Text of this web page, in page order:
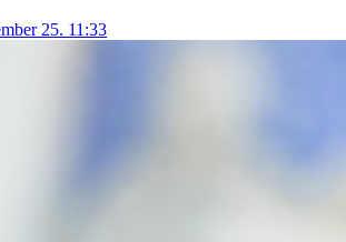
25. 11:33